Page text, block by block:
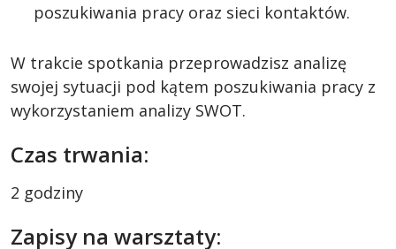
poszukiwania pracy oraz sieci kontaktów.
W trakcie spotkania przeprowadzisz analizę
swojej sytuacji pod kątem poszukiwania pracy z
wykorzystaniem analizy SWOT.
Czas trwania:
2 godziny
Zapisy na warsztaty: